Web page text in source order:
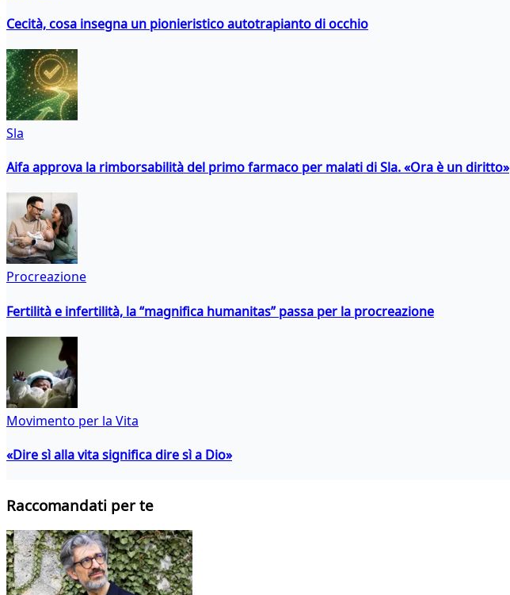
Cecità, cosa insegna un pionieristico autotrapianto di occhio
Sla
Aifa approva la rimborsabilità del primo farmaco per malati di Sla. «Ora è un diritto»
Procreazione
Fertilità e infertilità, la “magnifica humanitas” passa per la procreazione
Movimento per la Vita
«Dire sì alla vita significa dire sì a Dio»
Raccomandati per te